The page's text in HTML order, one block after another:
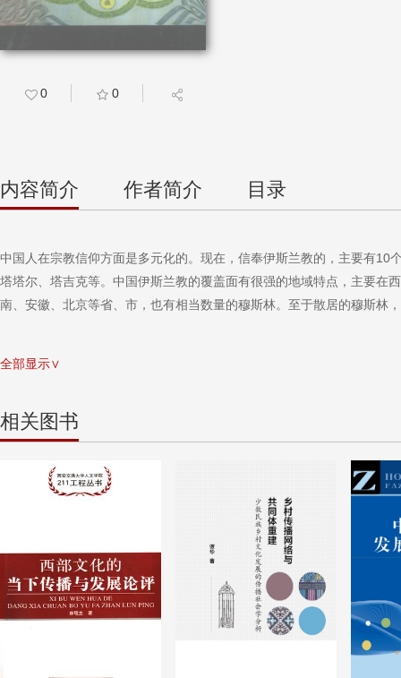
0 0
内容简介 作者简介 目录
中国人在宗教信仰方面是多元化的。现在，信奉伊斯兰教的，主要有
塔塔尔、塔吉克等。中国伊斯兰教的覆盖面有很强的地域特点，主要在
南、安徽、北京等省、市，也有相当数量的穆斯林。至于散居的穆斯林
全部显示∨
相关图书